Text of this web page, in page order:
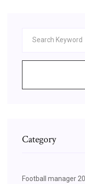
Category
Football manager